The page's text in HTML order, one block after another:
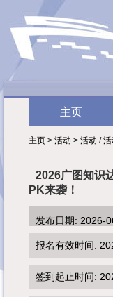
主页
主页 > 活动 > 活动 / 活
2026广图知识
PK来袭！
发布日期:
报名有效时间:
签到起止时间: